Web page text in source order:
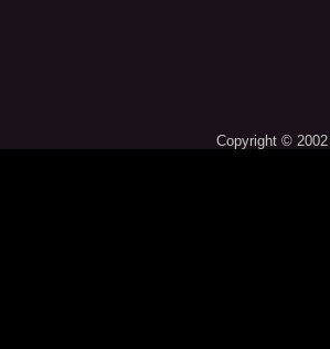
Copyright ©